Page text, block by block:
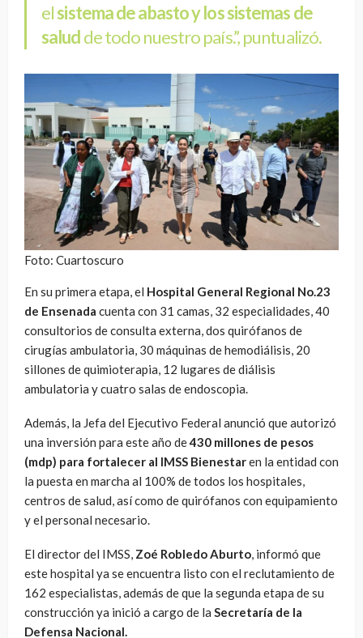
elsistema de abasto y los sistemas de
saludde todo nuestro país.”, puntualizó.
Foto: Cuartoscuro
En su primera etapa, el Hospital General Regional No.23
de Ensenada cuenta con 31 camas, 32 especialidades, 40
consultorios de consulta externa, dos quirófanos de
cirugías ambulatoria, 30 máquinas de hemodiálisis, 20
sillones de quimioterapia, 12 lugares de diálisis
ambulatoria y cuatro salas de endoscopia.
Además, la Jefa del Ejecutivo Federal anunció que autorizó
una inversión para este año de430 millones de pesos
(mdp) para fortalecer al IMSS Bienestaren la entidad con
la puesta en marcha al 100% de todos los hospitales,
centros de salud, así como de quirófanos con equipamiento
y el personal necesario.
El director del IMSS, Zoé Robledo Aburto, informó que
este hospital ya se encuentra listo con el reclutamiento de
162 especialistas, además de que la segunda etapa de su
construcción ya inició a cargo de la Secretaría de la
Defensa Nacional.